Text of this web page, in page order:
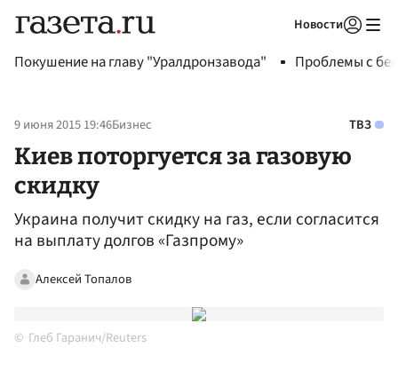
Новости
Покушение на главу "Уралдронзавода" Проблемы с
9 июня 2015 19:46Бизнес ТВЗ
Киев поторгуется за газовую
скидку
Украина получит скидку на газ, если согласится
на выплату долгов «Газпрому»
Алексей Топалов
Глеб Гаранич/Reuters